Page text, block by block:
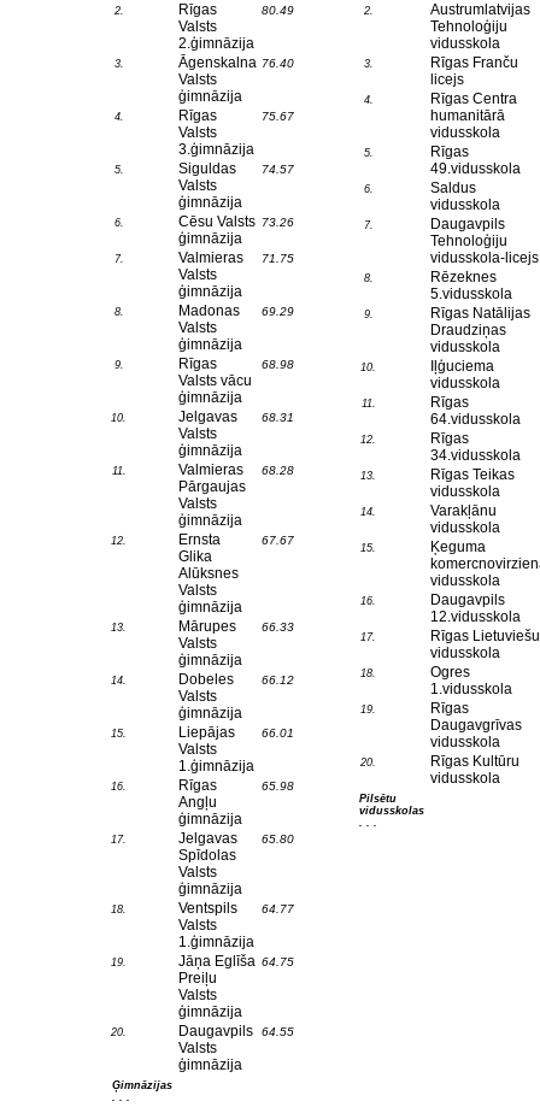
2.
Rīgas
Valsts
2.ģimnāzija
80.49
3.
Āgenskalna
Valsts
ģimnāzija
76.40
4.
Rīgas
Valsts
3.ģimnāzija
75.67
5.
Siguldas
Valsts
ģimnāzija
74.57
6.
Cēsu Valsts
ģimnāzija
73.26
7.
Valmieras
Valsts
ģimnāzija
71.75
8.
Madonas
Valsts
ģimnāzija
69.29
9.
Rīgas
Valsts vācu
ģimnāzija
68.98
10.
Jelgavas
Valsts
ģimnāzija
68.31
11.
Valmieras
Pārgaujas
Valsts
ģimnāzija
68.28
12.
Ernsta
Glika
Alūksnes
Valsts
ģimnāzija
67.67
13.
Mārupes
Valsts
ģimnāzija
66.33
14.
Dobeles
Valsts
ģimnāzija
66.12
15.
Liepājas
Valsts
1.ģimnāzija
66.01
16.
Rīgas
Angļu
ģimnāzija
65.98
17.
Jelgavas
Spīdolas
Valsts
ģimnāzija
65.80
18.
Ventspils
Valsts
1.ģimnāzija
64.77
19.
Jāņa Eglīša
Preiļu
Valsts
ģimnāzija
64.75
20.
Daugavpils
Valsts
ģimnāzija
64.55
Ģimnāzijas
. . .
2.
Austrumlatvijas
Tehnoloģiju
vidusskola
3.
Rīgas Franču
licejs
4.
Rīgas Centra
humanitārā
vidusskola
5.
Rīgas
49.vidusskola
6.
Saldus
vidusskola
7.
Daugavpils
Tehnoloģiju
vidusskola-licejs
8.
Rēzeknes
5.vidusskola
9.
Rīgas Natālijas
Draudziņas
vidusskola
10.
Iļģuciema
vidusskola
11.
Rīgas
64.vidusskola
12.
Rīgas
34.vidusskola
13.
Rīgas Teikas
vidusskola
14.
Varakļānu
vidusskola
15.
Ķeguma
vidusskola
16.
Daugavpils
12.vidusskola
17.
Rīgas Lietuviešu
vidusskola
18.
Ogres
1.vidusskola
19.
Rīgas
Daugavgrīvas
vidusskola
20.
Rīgas Kultūru
vidusskola
Pilsētu
vidusskolas
. . .